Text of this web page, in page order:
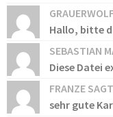
Hallo, bitte
SEBASTIAN
Diese Datei
FRANZE
sehr gute